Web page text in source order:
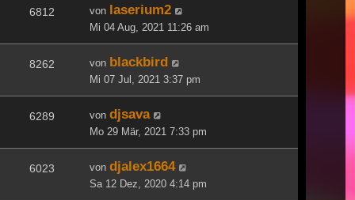
6812 von laserium2
Mi 04 Aug, 2021 11:26 am
8262 von blackbird
Mi 07 Jul, 2021 3:37 pm
6289 von djsava
Mo 29 Mär, 2021 7:33 pm
6023 von djalex1664
Sa 12 Dez, 2020 4:14 pm